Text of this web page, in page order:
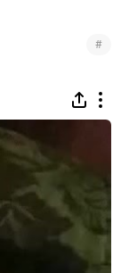
#